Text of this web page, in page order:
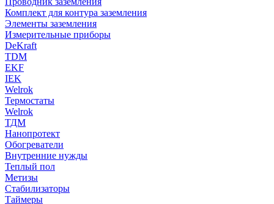
Комплект для контура заземления
Элементы заземления
Измерительные приборы
DeKraft
TDM
EKF
IEK
Welrok
Термостаты
Welrok
ТДМ
Нанопротект
Обогреватели
Внутренние нужды
Теплый пол
Метизы
Стабилизаторы
Таймеры